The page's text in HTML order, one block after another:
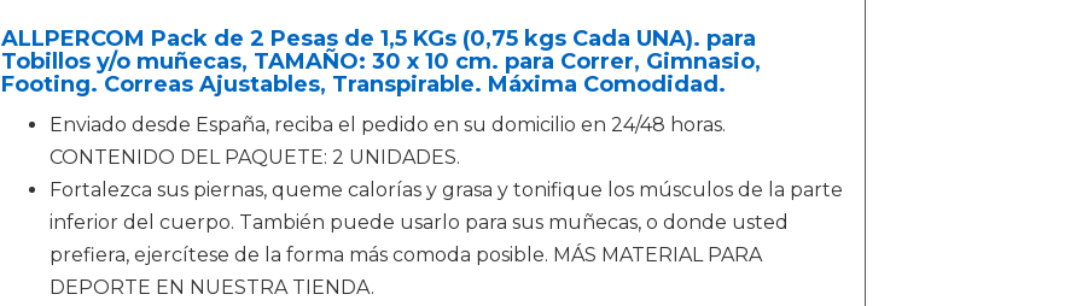
ALLPERCOM Pack de 2 Pesas de 1,5 KGs (0,75 kgs Cada UNA). para
Tobillos y/o muñecas, TAMAÑO: 30 x 10 cm. para Correr, Gimnasio,
Footing. Correas Ajustables, Transpirable. Máxima Comodidad.
Enviado desde España, reciba el pedido en su domicilio en 24/48 horas.
CONTENIDO DEL PAQUETE: 2 UNIDADES.
Fortalezca sus piernas, queme calorías y grasa y tonifique los músculos de la parte
inferior del cuerpo. También puede usarlo para sus muñecas, o donde usted
prefiera, ejercítese de la forma más comoda posible. MÁS MATERIAL PARA
DEPORTE EN NUESTRA TIENDA.